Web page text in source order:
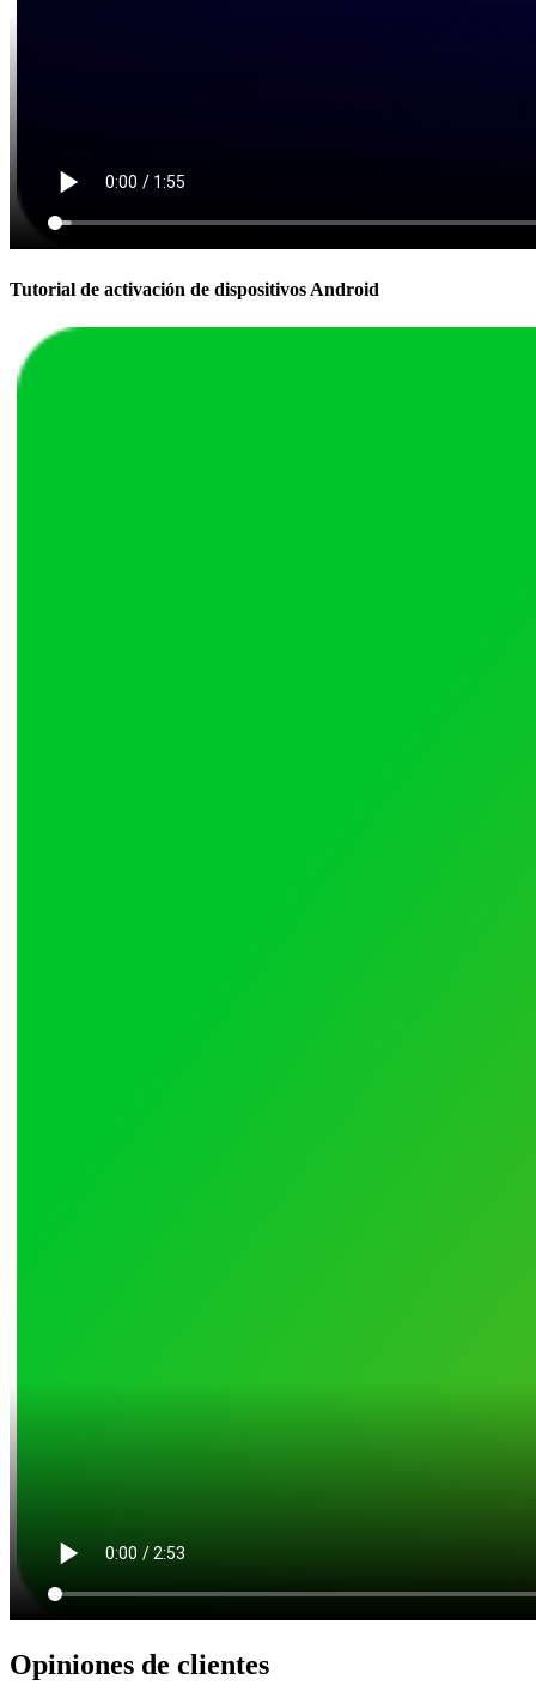
Tutorial de activación de dispositivos Android
Opiniones de clientes